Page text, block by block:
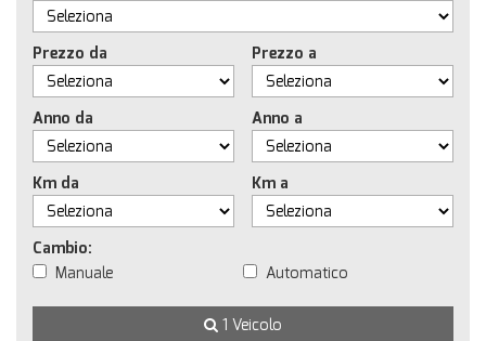
ASSISTENZA
CONTATTI
Prezzo da Prezzo a
Anno da Anno a
Km da Km a
Cambio:
Manuale
Automatico
1 Veicolo